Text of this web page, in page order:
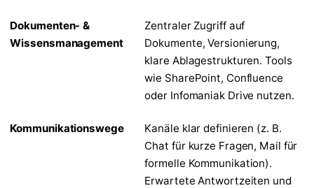
Dokumenten- &
Wissensmanagement
Zentraler Zugriff auf
Dokumente, Versionierung,
klare Ablagestrukturen. Tools
wie SharePoint, Confluence
oder Infomaniak Drive nutzen.
Kommunikationswege
Kanäle klar definieren (z. B.
Chat für kurze Fragen, Mail für
formelle Kommunikation).
Erwartete Antwortzeiten und